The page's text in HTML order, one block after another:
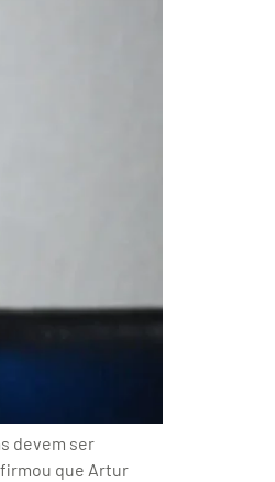
devem ser
que Artur